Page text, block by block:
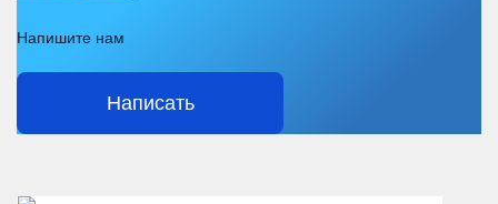
Напишите нам
Написать